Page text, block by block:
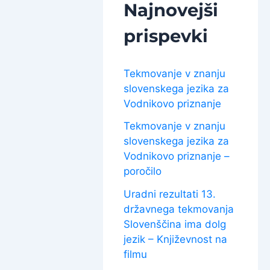
Najnovejši
prispevki
Tekmovanje v znanju
slovenskega jezika za
Vodnikovo priznanje
Tekmovanje v znanju
slovenskega jezika za
Vodnikovo priznanje –
poročilo
Uradni rezultati 13.
državnega tekmovanja
Slovenščina ima dolg
jezik – Književnost na
filmu